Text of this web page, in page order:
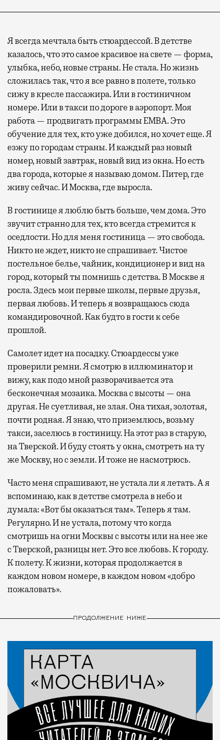
Я всегда мечтала быть стюардессой. В детстве
казалось, что это самое красивое на свете — форма,
улыбка, небо, новые страны. Не стала. Но жизнь
сложилась так, что я все равно в полете, только
сижу в кресле пассажира. Или в гостиничном
номере. Или в такси по дороге в аэропорт. Моя
работа — продвигать программы EMBA. Это
обучение для тех, кто уже добился, но хочет еще. Я
езжу по городам страны. И каждый раз новый
номер, новый завтрак, новый вид из окна. Но есть
два города, которые я называю домом. Питер, где
живу сейчас. И Москва, где выросла.
В гостинице я люблю быть больше, чем дома. Это
звучит странно для тех, кто всегда стремится к
оседлости. Но для меня гостиница — это свобода.
Никто не ждет, никто не спрашивает. Чистое
постельное белье, чайник, кондиционер и вид на
город, который ты помнишь с детства. В Москве я
росла. Здесь мои первые школы, первые друзья,
первая любовь. И теперь я возвращаюсь сюда
командировочной. Как будто в гости к себе
прошлой.
Самолет идет на посадку. Стюардессы уже
проверили ремни. Я смотрю в иллюминатор и
вижу, как подо мной разворачивается эта
бесконечная мозаика. Москва с высоты — она
другая. Не суетливая, не злая. Она тихая, золотая,
почти родная. Я знаю, что приземлюсь, возьму
такси, заселюсь в гостиницу. На этот раз в старую,
на Тверской. И буду стоять у окна, смотреть на ту
же Москву, но с земли. И тоже не насмотрюсь.
Часто меня спрашивают, не устала ли я летать. А я
вспоминаю, как в детстве смотрела в небо и
думала: «Вот бы оказаться там». Теперь я там.
Регулярно. И не устала, потому что когда
смотришь на огни Москвы с высоты или на нее же
с Тверской, разницы нет. Это все любовь. К городу.
К полету. К жизни, которая продолжается в
каждом новом номере, в каждом новом «добро
пожаловать».
ПРОДОЛЖЕНИЕ НИЖЕ